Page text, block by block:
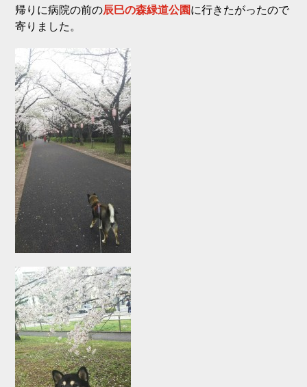
帰りに病院の前の辰巳の森緑道公園に行きたがったので
寄りました。